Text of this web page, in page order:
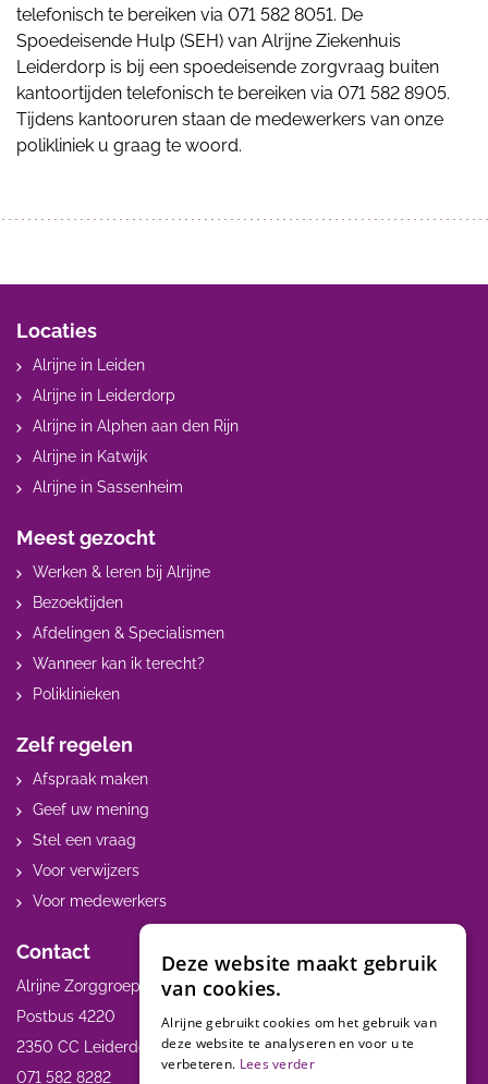
telefonisch te bereiken via 071 582 8051. De
Spoedeisende Hulp (SEH) van Alrijne Ziekenhuis
Leiderdorp is bij een spoedeisende zorgvraag buiten
kantoortijden telefonisch te bereiken via 071 582 8905.
Tijdens kantooruren staan de medewerkers van onze
polikliniek u graag te woord.
Locaties
Alrijne in Leiden
Alrijne in Leiderdorp
Alrijne in Alphen aan den Rijn
Alrijne in Katwijk
Alrijne in Sassenheim
Meest gezocht
Werken & leren bij Alrijne
Bezoektijden
Afdelingen & Specialismen
Wanneer kan ik terecht?
Poliklinieken
Zelf regelen
Afspraak maken
Geef uw mening
Stel een vraag
Voor verwijzers
Voor medewerkers
Contact
Alrijne Zorggroep
Postbus 4220
2350 CC Leiderdorp
071 582 8282
Deze website maakt gebruik
van cookies.
Alrijne gebruikt cookies om het gebruik van
deze website te analyseren en voor u te
verbeteren. Lees verder